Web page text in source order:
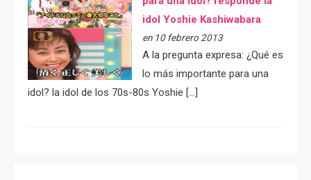
idol Yoshie Kashiwabara
en 10 febrero 2013
A la pregunta expresa: ¿Qué es
lo más importante para una
idol? la idol de los 70s-80s Yoshie […]